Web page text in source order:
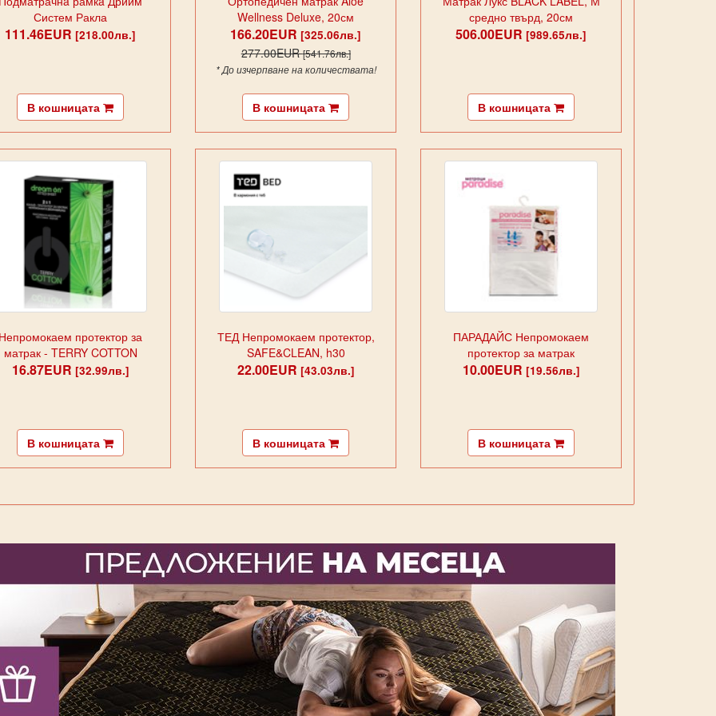
Систем Ракла
111.46EUR[218.00лв.]
В кошницата
Wellness Deluxe, 20см
166.20EUR[325.06лв.]
277.00EUR[541.76лв.]
* До изчерпване на количествата!
В кошницата
средно твърд, 20см
506.00EUR[989.65лв.]
В кошницата
протектор за
матрак - TERRY COTTON
16.87EUR [32.99лв.]
В кошницата
ТЕД Непромокаем протектор,
SAFE&CLEAN, h30
22.00EUR [43.03лв.]
В кошницата
ПАРАДАЙС Непромокаем
протектор за матрак
10.00EUR [19.56лв.]
В кошницата